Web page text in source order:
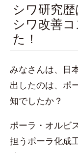
シワ研究
シワ改善
た！
みなさんは、日
出したのは、ポ
知でしたか？
ポーラ・オルビ
担うポーラ化成